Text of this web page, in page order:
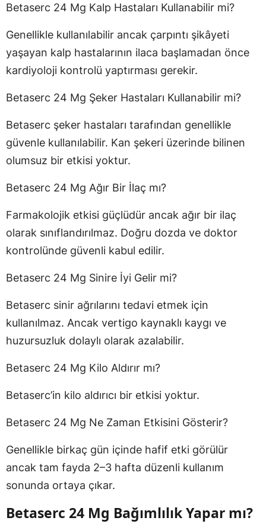
Betaserc 24 Mg Kalp Hastaları Kullanabilir mi?
Genellikle kullanılabilir ancak çarpıntı şikâyeti
yaşayan kalp hastalarının ilaca başlamadan önce
kardiyoloji kontrolü yaptırması gerekir.
Betaserc 24 Mg Şeker Hastaları Kullanabilir mi?
Betaserc şeker hastaları tarafından genellikle
güvenle kullanılabilir. Kan şekeri üzerinde bilinen
olumsuz bir etkisi yoktur.
Betaserc 24 Mg Ağır Bir İlaç mı?
Farmakolojik etkisi güçlüdür ancak ağır bir ilaç
olarak sınıflandırılmaz. Doğru dozda ve doktor
kontrolünde güvenli kabul edilir.
Betaserc 24 Mg Sinire İyi Gelir mi?
Betaserc sinir ağrılarını tedavi etmek için
kullanılmaz. Ancak vertigo kaynaklı kaygı ve
huzursuzluk dolaylı olarak azalabilir.
Betaserc 24 Mg Kilo Aldırır mı?
Betaserc’in kilo aldırıcı bir etkisi yoktur.
Betaserc 24 Mg Ne Zaman Etkisini Gösterir?
Genellikle birkaç gün içinde hafif etki görülür
ancak tam fayda 2–3 hafta düzenli kullanım
sonunda ortaya çıkar.
Betaserc 24 Mg Bağımlılık Yapar mı?